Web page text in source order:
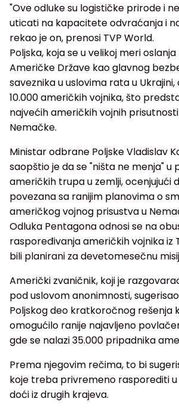
"Ove odluke su logističke prirode i
uticati na kapacitete odvraćanja i
rekao je on, prenosi TVP World.
Poljska, koja se u velikoj meri
Američke Države kao glavnog
saveznika u uslovima rata u
10.000 američkih vojnika, što
najvećih američkih vojnih
Nemačke.
Ministar odbrane Poljske Vladislav
saopštio je da se "ništa ne menja" u
američkih trupa u zemlji, ocenjujući
povezana sa ranijim planovima o
američkog vojnog prisustva u
Odluka Pentagona odnosi se na
raspoređivanja američkih vojnika iz
bili planirani za devetomesečnu
Američki zvaničnik, koji je
pod uslovom anonimnosti,
Poljskog deo kratkoročnog rešenja
omogućilo ranije najavljeno
gde se nalazi 35.000 pripadnika
Prema njegovim rečima, to bi
koje treba privremeno rasporediti u
doći iz drugih krajeva.